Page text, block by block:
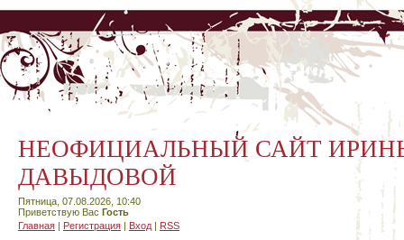
НЕОФИЦИАЛЬНЫЙ САЙТ
ДАВЫДОВОЙ
Пятница, 07.08.2026, 10:40
Приветствую Вас Гость
Главная | Регистрация | Вход | RSS